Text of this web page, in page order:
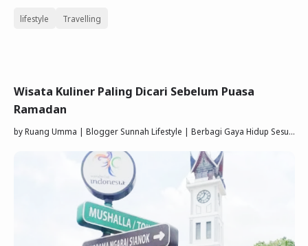
lifestyle Travelling
Wisata Kuliner Paling Dicari Sebelum Puasa
Ramadan
byRuang Umma | Blogger Sunnah Lifestyle | Berbagi Gaya Hidup Sesuai Quran Sunnah